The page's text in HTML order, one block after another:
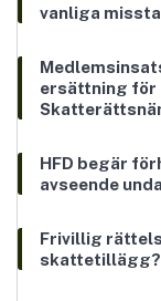
vanliga
ersättning
HFD begär
avseende
Frivillig
skattetillägg?